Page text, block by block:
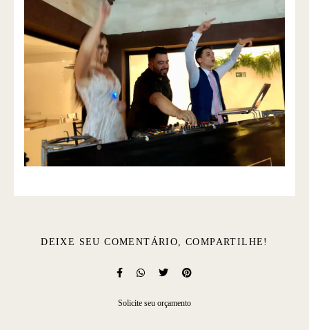
DEIXE SEU COMENTÁRIO, COMPARTILHE!
Solicite seu orçamento